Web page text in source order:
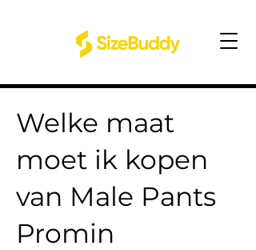
Welke maat
moet ik kopen
van Male Pants
Promin